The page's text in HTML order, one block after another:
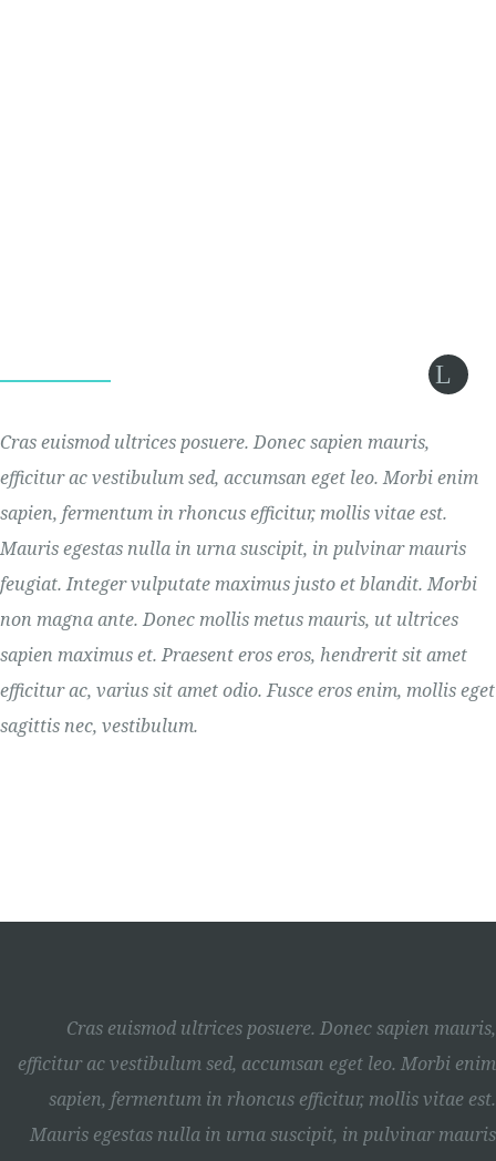
Cras euismod ultrices posuere. Donec sapien mauris,
efficitur ac vestibulum sed, accumsan eget leo. Morbi enim
sapien, fermentum in rhoncus efficitur, mollis vitae est.
Mauris egestas nulla in urna suscipit, in pulvinar mauris
feugiat. Integer vulputate maximus justo et blandit. Morbi
non magna ante. Donec mollis metus mauris, ut ultrices
sapien maximus et. Praesent eros eros, hendrerit sit amet
efficitur ac, varius sit amet odio. Fusce eros enim, mollis eget
sagittis nec, vestibulum.
Cras euismod ultrices posuere. Donec sapien mauris,
efficitur ac vestibulum sed, accumsan eget leo. Morbi enim
sapien, fermentum in rhoncus efficitur, mollis vitae est.
Mauris egestas nulla in urna suscipit, in pulvinar mauris